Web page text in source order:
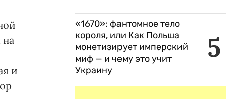
и
5
«1670»: фантомное тело
короля, или Как Польша
монетизирует имперский
миф — и чему это учит
Украину